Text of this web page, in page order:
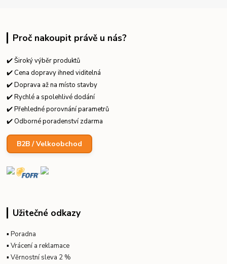
Proč nakoupit právě u nás?
✔️ Široký výběr produktů
✔️ Cena dopravy ihned viditelná
✔️ Doprava až na místo stavby
✔️ Rychlé a spolehlivé dodání
✔️ Přehledné porovnání parametrů
✔️ Odborné poradenství zdarma
B2B / Velkoobchod
Užitečné odkazy
▪Poradna
▪Vrácení a reklamace
▪Věrnostní sleva 2 %